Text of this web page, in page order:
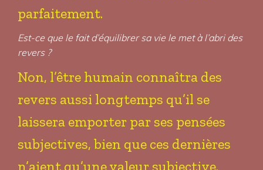
parfaitement.
Est-ce que le fait d’équilibrer sa vie le met à l’abri des
revers ?
Non, l’être humain connaîtra des
revers aussi longtemps qu’il se
laissera emporter par ses pensées
subjectives, bien que ces dernières
n’aient qu’une valeur subjective.